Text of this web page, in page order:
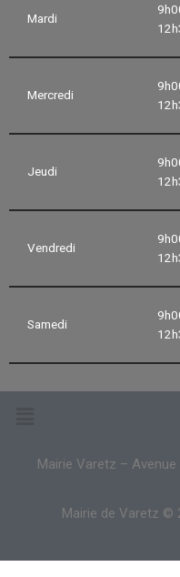
Mardi
Mercredi
Jeudi
Vendredi
Samedi
Mairie Varetz –
Mairie de Varetz ©